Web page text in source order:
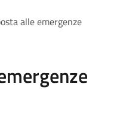
alle emergenze